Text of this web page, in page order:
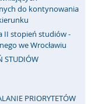
do kontynowania
II stopień studiów -
we Wrocławiu
STUDIÓW
PRIORYTETÓW